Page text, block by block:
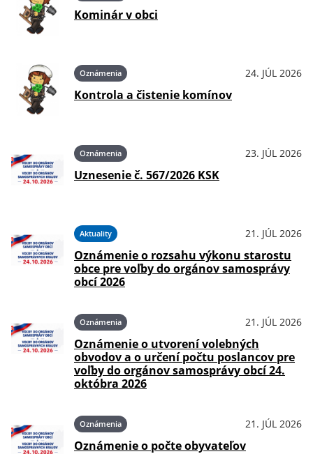
Kominár v obci
Oznámenia 24. JÚL 2026
Kontrola a čistenie komínov
Oznámenia 23. JÚL 2026
Uznesenie č. 567/2026 KSK
Aktuality 21. JÚL 2026
Oznámenie o rozsahu výkonu starostu
obce pre voľby do orgánov samosprávy
obcí 2026
Oznámenia 21. JÚL 2026
Oznámenie o utvorení volebných
obvodov a o určení počtu poslancov pre
voľby do orgánov samosprávy obcí 24.
októbra 2026
Oznámenia 21. JÚL 2026
Oznámenie o počte obyvateľov